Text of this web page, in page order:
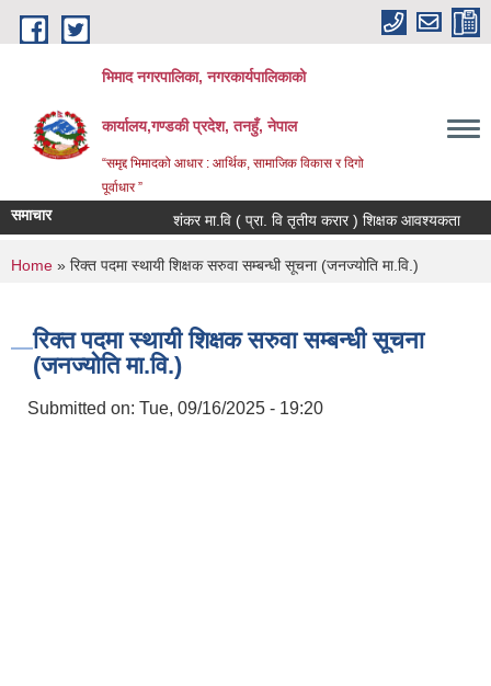
Skip to main content
भिमाद नगरपालिका, नगरकार्यपालिकाको
कार्यालय,गण्डकी प्रदेश, तनहुँ, नेपाल
“समृद्द भिमादको आधार : आर्थिक, सामाजिक विकास र दिगो
पूर्वाधार ”
समाचार शंकर मा.वि ( प्रा. वि तृतीय करार ) शिक्षक आवश्यकता
You are here
Home » रिक्त पदमा स्थायी शिक्षक सरुवा सम्बन्धी सूचना (जनज्योति मा.वि.)
रिक्त पदमा स्थायी शिक्षक सरुवा सम्बन्धी सूचना
(जनज्योति मा.वि.)
Submitted on: Tue, 09/16/2025 - 19:20